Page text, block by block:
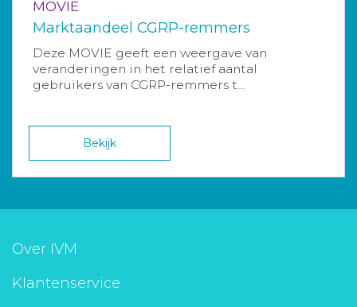
MOVIE
Marktaandeel CGRP-remmers
Deze MOVIE geeft een weergave van
veranderingen in het relatief aantal
gebruikers van CGRP-remmers t...
Bekijk
Over IVM
Klantenservice